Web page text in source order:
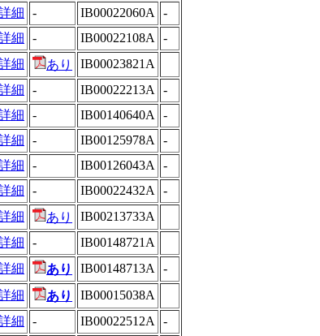
細 - IB00022060A
-
細 - IB00022108A
-
細 あり
IB00023821A
細 - IB00022213A
-
細 - IB00140640A
-
細 - IB00125978A
-
細 - IB00126043A
-
細 - IB00022432A
-
細 あり
IB00213733A
細 -
IB00148721A
細 あり IB00148713A
-
細 あり
IB00015038A
細 - IB00022512A -